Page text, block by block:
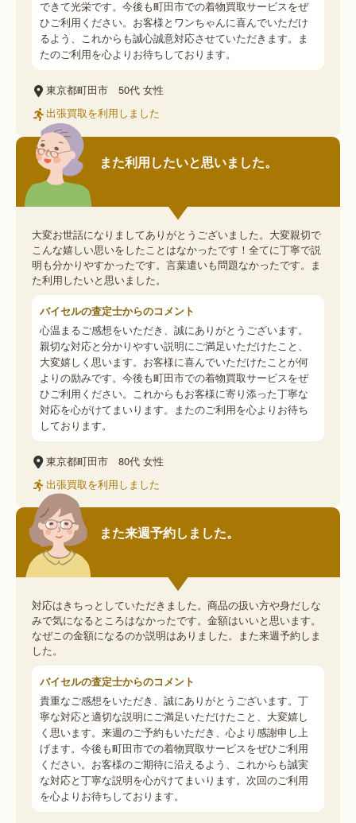
できて光栄です。今後も町田市での着物買取サービスをぜ
ひご利用ください。お客様とワンちゃんに喜んでいただけ
るよう、これからも誠心誠意対応させていただきます。ま
たのご利用を心よりお待ちしております。
東京都町田市 50代 女性
出張買取を利用しました
また利用したいと思いました。
大変お世話になりましてありがとうございました。大変親切で
こんな嬉しい思いをしたことはなかったです！全てに丁寧で説
明も分かりやすかったです。言葉遣いも問題なかったです。ま
た利用したいと思いました。
バイセルの査定士からのコメント
心温まるご感想をいただき、誠にありがとうございます。
親切な対応と分かりやすい説明にご満足いただけたこと、
大変嬉しく思います。お客様に喜んでいただけたことが何
よりの励みです。今後も町田市での着物買取サービスをぜ
ひご利用ください。これからもお客様に寄り添った丁寧な
対応を心がけてまいります。またのご利用を心よりお待ち
しております。
東京都町田市 80代 女性
出張買取を利用しました
また来週予約しました。
対応はきちっとしていただきました。商品の扱い方や身だしな
みで気になるところはなかったです。金額はいいと思います。
なぜこの金額になるのか説明はありました。また来週予約しま
した。
バイセルの査定士からのコメント
貴重なご感想をいただき、誠にありがとうございます。丁
寧な対応と適切な説明にご満足いただけたこと、大変嬉し
く思います。来週のご予約もいただき、心より感謝申し上
げます。今後も町田市での着物買取サービスをぜひご利用
ください。お客様のご期待に沿えるよう、これからも誠実
な対応と丁寧な説明を心がけてまいります。次回のご利用
を心よりお待ちしております。